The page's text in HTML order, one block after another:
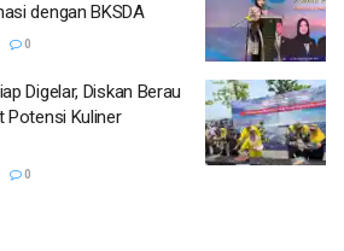
dengan BKSDA
0
Digelar, Diskan Berau
Potensi Kuliner
0